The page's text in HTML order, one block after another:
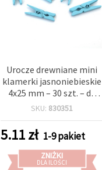
Urocze drewniane mini
klamerki jasnoniebieskie
4x25 mm – 30 szt. – do
scrapbookingu,
prezentów i ekspozycji
zdjęć
SKU: 830351
5.11zł 1-9 pakiet
ZNIŻKI
DLA ILOŚCI